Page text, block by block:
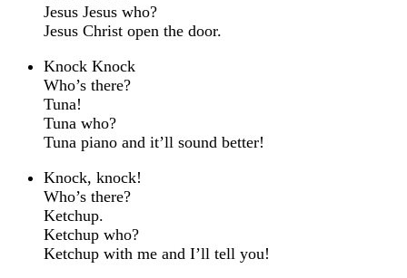
Jesus Jesus who?
Jesus Christ open the door.
Knock Knock
Who’s there?
Tuna!
Tuna who?
Tuna piano and it’ll sound better!
Knock, knock!
Who’s there?
Ketchup.
Ketchup who?
Ketchup with me and I’ll tell you!